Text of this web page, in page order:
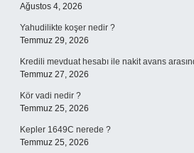
Ağustos 4, 2026
Yahudilikte koşer nedir ?
Temmuz 29, 2026
Kredili mevduat hesabı ile nakit avans
Temmuz 27, 2026
Kör vadi nedir ?
Temmuz 25, 2026
Kepler 1649C nerede ?
Temmuz 25, 2026